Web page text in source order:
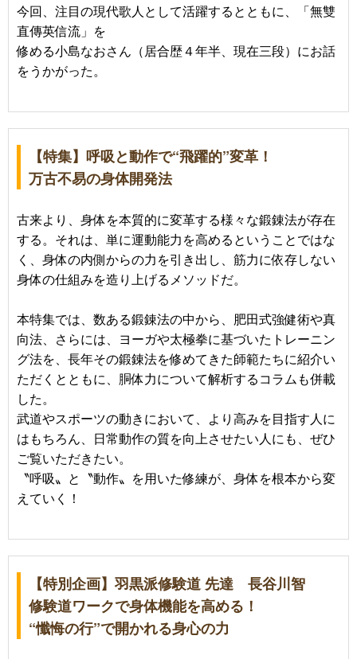
今回、注目の現代歌人として活躍するとともに、「無雙
直傳英信流」を
修める小島なおさん（居合歴４年半、現在三段）にお話
をうかがった。
【特集】呼吸と動作で“飛躍的”変革！
万古不易の身体開発法
古来より、身体を本質的に変革する様々な鍛錬法が存在
する。それは、単に運動能力を高めるということではな
く、身体の内側からの力を引き出し、筋力に依存しない
身体の仕組みを造り上げるメソッドだ。
本特集では、数ある鍛錬法の中から、肥田式強健術や真
向法、さらには、ヨーガや太極拳に基づいたトレーニン
グ法を、長年その鍛錬法を修めてきた師範たちに紹介い
ただくとともに、胴体力について解析するコラムも併載
した。
武道やスポーツの動きにおいて、より高みを目指す人に
はもちろん、日常動作の質を向上させたい人にも、ぜひ
ご覧いただきたい。
〝呼吸〟と〝動作〟を用いた修練が、身体を根本から変
えていく！
【特別企画】羽黒派修験道 先達 長谷川智
修験道ワークで身体機能を高める！
“懺悔の行”で開かれる身心の力